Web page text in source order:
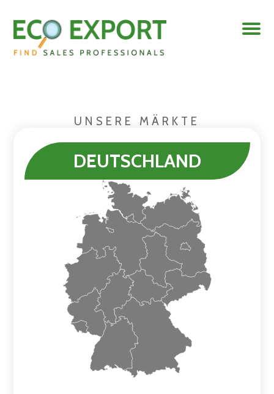
UNSERE MÄRKTE
DEUTSCHLAND